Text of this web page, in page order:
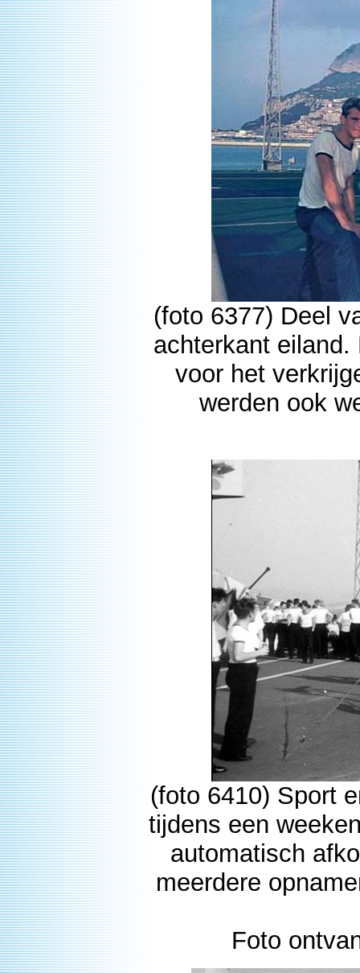
(foto 6377) Deel
achterkant
voor het
werden ook
(foto 6410) Sport
tijdens een
automatisch
meerdere
Foto